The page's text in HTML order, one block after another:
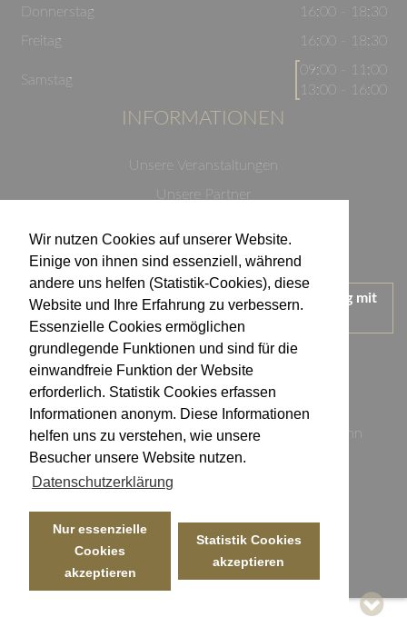
Wir nutzen Cookies auf unserer Website.
Einige von ihnen sind essenziell, während
andere uns helfen (Statistik-Cookies), diese
Website und Ihre Erfahrung zu verbessern.
Essenzielle Cookies ermöglichen
grundlegende Funktionen und sind für die
einwandfreie Funktion der Website
erforderlich. Statistik Cookies erfassen
Informationen anonym. Diese Informationen
helfen uns zu verstehen, wie unsere
Besucher unsere Website nutzen.
Datenschutzerklärung
Nur essenzielle
Cookies
akzeptieren
Statistik Cookies
akzeptieren
Donnerstag
16:00 - 18:30
Freitag
16:00 - 18:30
Samstag
09:00 - 11:00
13:00 - 16:00
INFORMATIONEN
Unsere Veranstaltungen
Unsere Partner
Impressum
Wir treten für einen verantwortungsvollen Umgang mit
Alkohol ein.
KONTAKT
Weingut Kistenmacher & Hengerer
Eugen-Nägele-Straße 23-25, 74074 Heilbronn
info@kistenmacher-hengerer.de
Telefax: 07131 - 17 23 50